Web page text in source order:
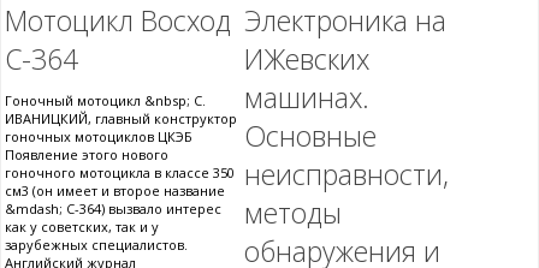
Мотоцикл Восход
С-364
Гоночный мотоцикл &nbsp; С.
ИВАНИЦКИЙ, главный конструктор
гоночных мотоциклов ЦКЭБ
Появление этого нового
гоночного мотоцикла в классе 350
см3 (он имеет и второе название
&mdash; С-364) вызвало интерес
как у советских, так и у
зарубежных специалистов.
Английский журнал
Электроника на
ИЖевских
машинах.
Основные
неисправности,
методы
обнаружения и